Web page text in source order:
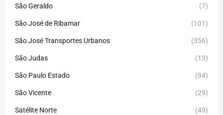
São Geraldo (7)
São José de Ribamar (101)
São José Transportes Urbanos (356)
São Judas (13)
São Paulo Estado (94)
São Vicente (29)
Satélite Norte (49)